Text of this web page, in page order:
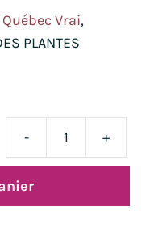
Québec Vrai,
PLANTES
-
de
+